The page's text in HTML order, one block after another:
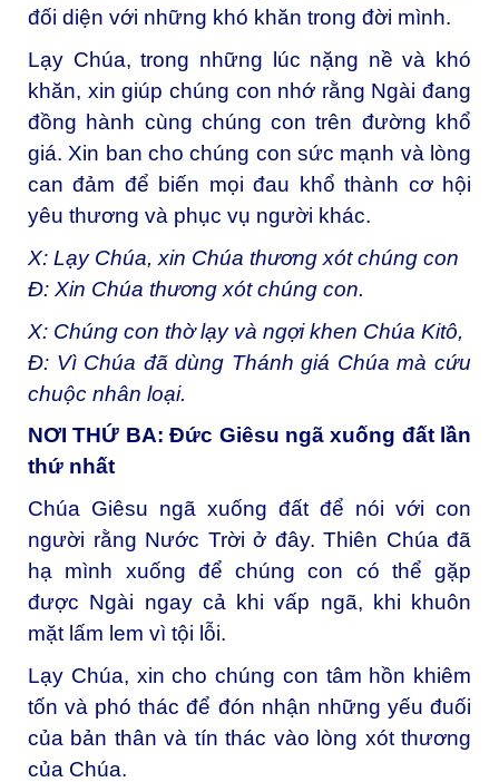
đối diện với những khó khăn trong đời mình.
Lạy Chúa, trong những lúc nặng nề và khó
khăn, xin giúp chúng con nhớ rằng Ngài đang
đồng hành cùng chúng con trên đường khổ
giá. Xin ban cho chúng con sức mạnh và lòng
can đảm để biến mọi đau khổ thành cơ hội
yêu thương và phục vụ người khác.
X: Lạy Chúa, xin Chúa thương xót chúng con
Đ: Xin Chúa thương xót chúng con.
X: Chúng con thờ lạy và ngợi khen Chúa Kitô,
Đ: Vì Chúa đã dùng Thánh giá Chúa mà cứu
chuộc nhân loại.
NƠI THỨ BA: Đức Giêsu ngã xuống đất lần
thứ nhất
Chúa Giêsu ngã xuống đất để nói với con
người rằng Nước Trời ở đây. Thiên Chúa đã
hạ mình xuống để chúng con có thể gặp
được Ngài ngay cả khi vấp ngã, khi khuôn
mặt lấm lem vì tội lỗi.
Lạy Chúa, xin cho chúng con tâm hồn khiêm
tốn và phó thác để đón nhận những yếu đuối
của bản thân và tín thác vào lòng xót thương
của Chúa.